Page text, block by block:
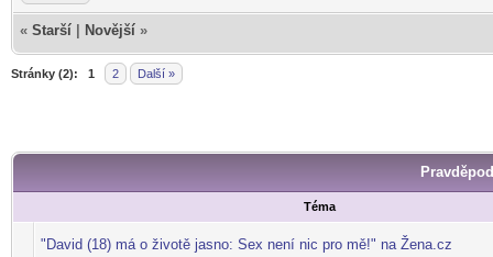
« Starší Novější »
Stránky (2): 1 2 Další »
Téma
"David (18) má o životě jasno: Sex není nic pro mě!" na Žena.cz